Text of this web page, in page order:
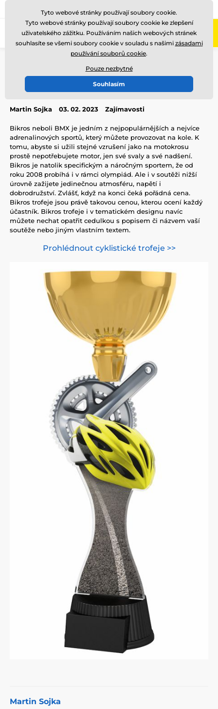
Zavolejte nám (Po-Pá 8-17)
Bikros trofeje
Martin Sojka 03. 02. 2023 Zajímavosti
Bikros neboli BMX je jedním z nejpopulárnějších a nejvíce
adrenalinových sportů, který můžete provozovat na kole. K
tomu, abyste si užili stejné vzrušení jako na motokrosu
prostě nepotřebujete motor, jen své svaly a své nadšení.
Bikros je natolik specifickým a náročným sportem, že od
roku 2008 probíhá i v rámci olympiád. Ale i v soutěži nižší
úrovně zažijete jedinečnou atmosféru, napětí i
dobrodružství. Zvlášť, když na konci čeká pořádná cena.
Bikros trofeje jsou právě takovou cenou, kterou ocení každý
účastník. Bikros trofeje i v tematickém designu navíc
můžete nechat opatřit cedulkou s popisem či názvem vaší
soutěže nebo jiným vlastním textem.
Prohlédnout cyklistické trofeje >>
Martin Sojka
Tyto webové stránky používají soubory cookie.
Tyto webové stránky používají soubory cookie ke zlepšení
uživatelského zážitku. Používáním našich webových stránek
souhlasíte se všemi soubory cookie v souladu s našimi zásadami
používání souborů cookie.
Pouze nezbytné
Souhlasím